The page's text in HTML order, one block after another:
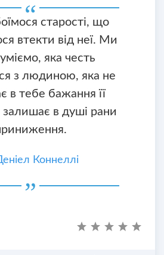
старості, що
втекти від неї. Ми
яка честь
з людиною, яка не
в тебе бажання її
залишає в душі рани
Коннеллі